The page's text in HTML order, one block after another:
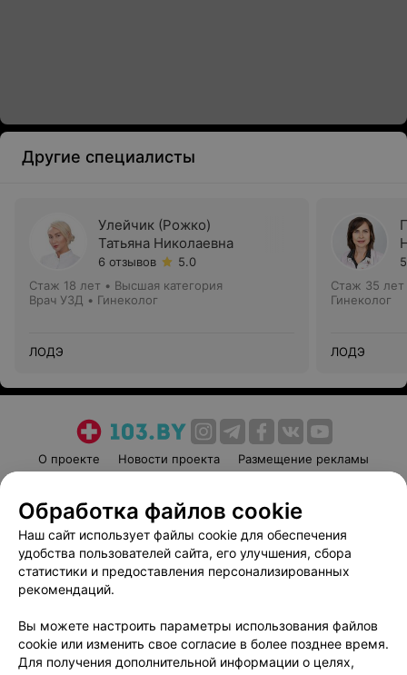
Другие специалисты
Улейчик (Рожко)
Татьяна Николаевна
6 отзывов
5.0
Стаж 18 лет • Высшая категория
Врач УЗД • Гинеколог
ЛОДЭ
Стаж 35 лет
Гинеколог
ЛОДЭ
О проекте Новости проекта
Размещение рекламы
Пользовательское соглашение
Способы оплаты
Вакансии
Партнеры
Написать руководителю 103.by
Обработка персональных данных
Обработка файлов cookie
Наш сайт использует файлы cookie для обеспечения
удобства пользователей сайта, его улучшения, сбора
статистики и предоставления персонализированных
рекомендаций.
Вы можете настроить параметры использования файлов
cookie или изменить свое согласие в более позднее время.
Для получения дополнительной информации о целях,